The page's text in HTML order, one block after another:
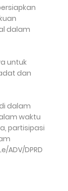
dalam
untuk
dan
dalam
waktu
partisipasi
ADV/DPRD